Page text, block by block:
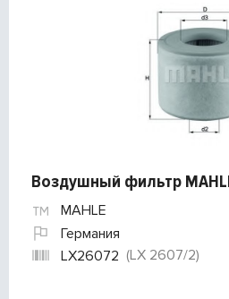
Воздушный фильтр
MAHLE
Германия
LX26072 (LX 2607/2)